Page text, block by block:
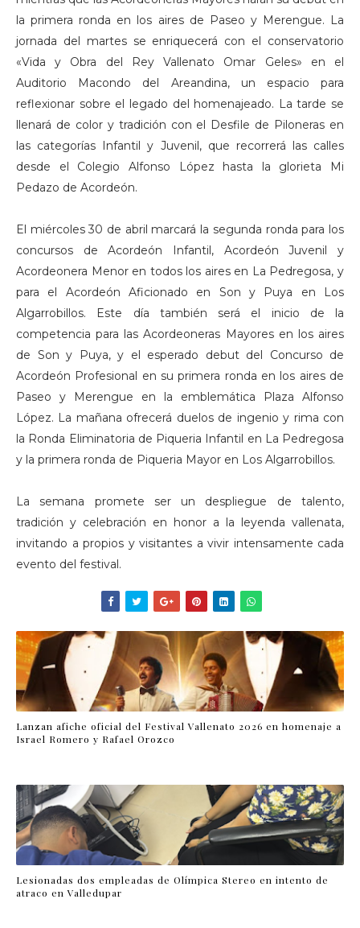
la primera ronda en los aires de Paseo y Merengue. La
jornada del martes se enriquecerá con el conservatorio
«Vida y Obra del Rey Vallenato Omar Geles» en el
Auditorio Macondo del Areandina, un espacio para
reflexionar sobre el legado del homenajeado. La tarde se
llenará de color y tradición con el Desfile de Piloneras en
las categorías Infantil y Juvenil, que recorrerá las calles
desde el Colegio Alfonso López hasta la glorieta Mi
Pedazo de Acordeón.
El miércoles 30 de abril marcará la segunda ronda para los
concursos de Acordeón Infantil, Acordeón Juvenil y
Acordeonera Menor en todos los aires en La Pedregosa, y
para el Acordeón Aficionado en Son y Puya en Los
Algarrobillos. Este día también será el inicio de la
competencia para las Acordeoneras Mayores en los aires
de Son y Puya, y el esperado debut del Concurso de
Acordeón Profesional en su primera ronda en los aires de
Paseo y Merengue en la emblemática Plaza Alfonso
López. La mañana ofrecerá duelos de ingenio y rima con
la Ronda Eliminatoria de Piqueria Infantil en La Pedregosa
y la primera ronda de Piqueria Mayor en Los Algarrobillos.
La semana promete ser un despliegue de talento,
tradición y celebración en honor a la leyenda vallenata,
invitando a propios y visitantes a vivir intensamente cada
evento del festival.
Lanzan afiche oficial del Festival Vallenato 2026 en homenaje a
Israel Romero y Rafael Orozco
Lesionadas dos empleadas de Olímpica Stereo en intento de
atraco en Valledupar